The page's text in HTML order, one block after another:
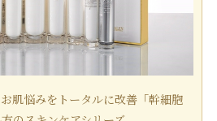
肌悩みをトータルに改善「幹細胞